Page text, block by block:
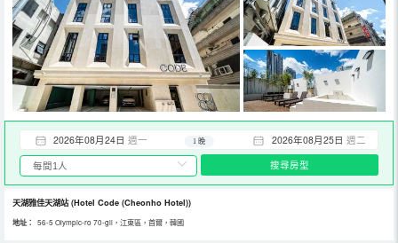
2026年08月24日 週一 2026年08月25日 週二
1 晚
搜尋房型
天湖雅佳天湖站(Hotel Code (Cheonho Hotel))
地址： 56-5 Olympic-ro 70-gil，江東區，首爾，韓國